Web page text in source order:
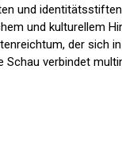
und
und kulturellem
der sich
Schau verbindet
um sich mit den